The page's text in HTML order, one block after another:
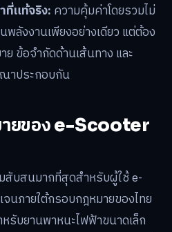
ที่แท้จริง: ความคุ้มค่าโดยรวมไม่
พลังงานเพียงอย่างเดียว แต่ต้อง
ย ข้อจำกัดด้านเส้นทาง และ
าประกอบกัน
ยของ e-Scooter
บสนมากที่สุดสำหรับผู้ใช้ e-
นภายใต้กรอบกฎหมายของไทย
รับยานพาหนะไฟฟ้าขนาดเล็ก